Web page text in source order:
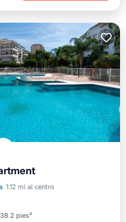
1.12 mi al centro
pies²
Vista al mar